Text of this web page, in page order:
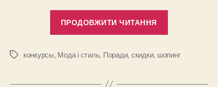
ПРОДОВЖИТИ ЧИТАННЯ
с
Позначки
конкурсы, Мода і стиль, Поради, скидки, шопинг